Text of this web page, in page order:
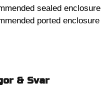
sealed
ported
& Svar